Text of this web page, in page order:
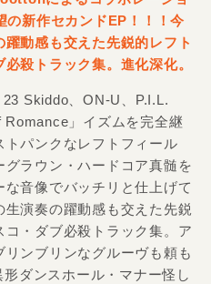
新作セカンドEP！！！今
動感も交えた先鋭的レフト
殺トラック集。進化深化。
Skiddo、ON-U、P.I.L.
Romance」イズムを完全継
パンクなレフトフィール
グラウン・ハードコア真髄を
音像でバッチリと仕上げて
生演奏の躍動感も交えた先鋭
・ダブ必殺トラック集。ア
ンブリンなグルーヴも頼も
ダンスホール・マナー怪し